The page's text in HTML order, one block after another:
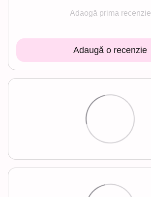
Adaogă prima recenzie
Adaugă o recenzie